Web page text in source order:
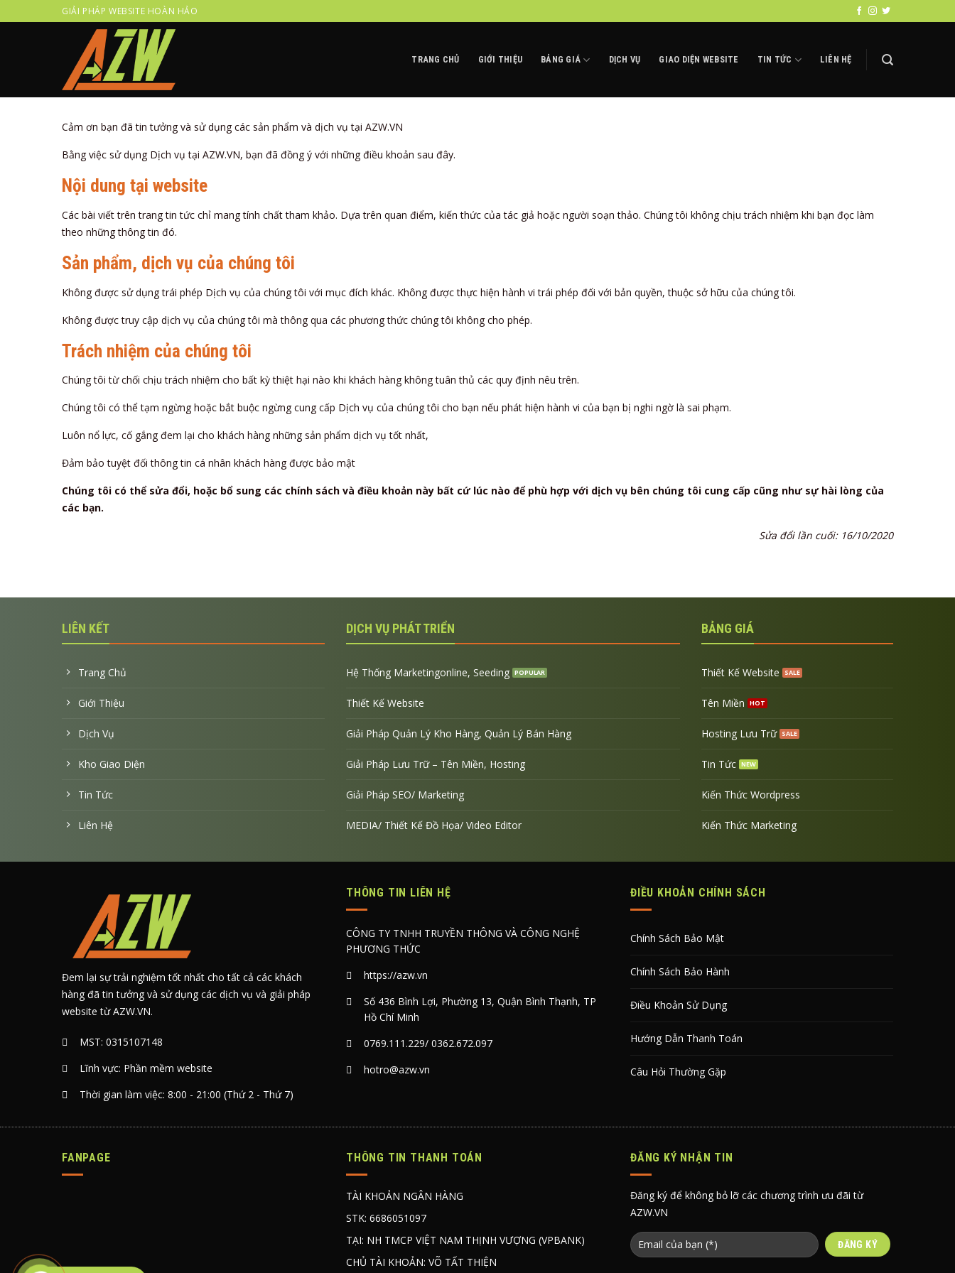
to
GIẢI PHÁP WEBSITE HOÀN HẢO
TRANG CHỦ GIỚI THIỆU BẢNG GIÁ DỊCH VỤ GIAO DIỆN WEBSITE TIN TỨC LIÊN HỆ
Cảm ơn bạn đã tin tưởng và sử dụng các sản phẩm và dịch vụ tại AZW.VN
Bằng việc sử dụng Dịch vụ tại AZW.VN, bạn đã đồng ý với những điều khoản sau đây.
Nội dung tại website
Các bài viết trên trang tin tức chỉ mang tính chất tham khảo. Dựa trên quan điểm, kiến thức của tác giả hoặc người soạn thảo. Chúng tôi không chịu trách nhiệm khi bạn đọc làm
theo những thông tin đó.
Sản phẩm, dịch vụ của chúng tôi
Không được sử dụng trái phép Dịch vụ của chúng tôi với mục đích khác. Không được thực hiện hành vi trái phép đối với bản quyền, thuộc sở hữu của chúng tôi.
Không được truy cập dịch vụ của chúng tôi mà thông qua các phương thức chúng tôi không cho phép.
Trách nhiệm của chúng tôi
Chúng tôi từ chối chịu trách nhiệm cho bất kỳ thiệt hại nào khi khách hàng không tuân thủ các quy định nêu trên.
Chúng tôi có thể tạm ngừng hoặc bắt buộc ngừng cung cấp Dịch vụ của chúng tôi cho bạn nếu phát hiện hành vi của bạn bị nghi ngờ là sai phạm.
Luôn nổ lực, cố gắng đem lại cho khách hàng những sản phẩm dịch vụ tốt nhất,
Đảm bảo tuyệt đối thông tin cá nhân khách hàng được bảo mật
Chúng tôi có thể sửa đổi, hoặc bổ sung các chính sách và điều khoản này bất cứ lúc nào để phù hợp với dịch vụ bên chúng tôi cung cấp cũng như sự hài lòng của
các bạn.
Sửa đổi lần cuối: 16/10/2020
LIÊN KẾT
Trang Chủ
Giới Thiệu
Dịch Vụ
Kho Giao Diện
Tin Tức
Liên Hệ
DỊCH VỤ PHÁT TRIỂN
Hệ Thống Marketingonline, Seeding
Thiết Kế Website
Giải Pháp Quản Lý Kho Hàng, Quản Lý Bán Hàng
Giải Pháp Lưu Trữ – Tên Miền, Hosting
Giải Pháp SEO/ Marketing
MEDIA/ Thiết Kế Đồ Họa/ Video Editor
BẢNG GIÁ
Thiết Kế Website
Tên Miền
Hosting Lưu Trữ
Tin Tức
Kiến Thức Wordpress
Kiến Thức Marketing
Đem lại sự trải nghiệm tốt nhất cho tất cả các khách
hàng đã tin tưởng và sử dụng các dịch vụ và giải pháp
website từ AZW.VN.
MST: 0315107148
Lĩnh vực: Phần mềm website
Thời gian làm việc: 8:00 - 21:00 (Thứ 2 - Thứ 7)
THÔNG TIN LIÊN HỆ
CÔNG TY TNHH TRUYỀN THÔNG VÀ CÔNG NGHỆ
PHƯƠNG THỨC
https://azw.vn
Số 436 Bình Lợi, Phường 13, Quận Bình Thạnh, TP
Hồ Chí Minh
0769.111.229/ 0362.672.097
hotro@azw.vn
ĐIỀU KHOẢN CHÍNH SÁCH
Chính Sách Bảo Mật
Chính Sách Bảo Hành
Điều Khoản Sử Dụng
Hướng Dẫn Thanh Toán
Câu Hỏi Thường Gặp
FANPAGE THÔNG TIN THANH TOÁN
TÀI KHOẢN NGÂN HÀNG
STK: 6686051097
TẠI: NH TMCP VIỆT NAM THỊNH VƯỢNG (VPBANK)
CHỦ TÀI KHOẢN: VÕ TẤT THIỆN
ĐĂNG KÝ NHẬN TIN
Đăng ký để không bỏ lỡ các chương trình ưu đãi từ
AZW.VN